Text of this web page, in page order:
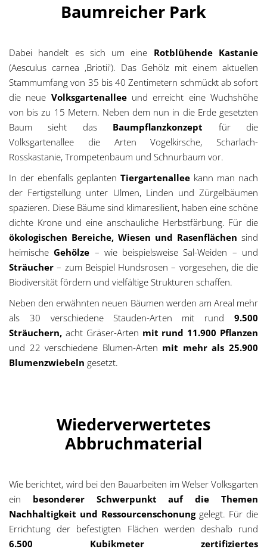
Baumreicher Park
Dabei handelt es sich um eine Rotblühende Kastanie
(Aesculus carnea ‚Briotii'). Das Gehölz mit einem aktuellen
Stammumfang von 35 bis 40 Zentimetern schmückt ab sofort
die neue Volksgartenalleeund erreicht eine Wuchshöhe
von bis zu 15 Metern. Neben dem nun in die Erde gesetzten
Baum sieht das Baumpflanzkonzept für die
Volksgartenallee die Arten Vogelkirsche, Scharlach-
Rosskastanie, Trompetenbaum und Schnurbaum vor.
In der ebenfalls geplanten Tiergartenallee kann man nach
der Fertigstellung unter Ulmen, Linden und Zürgelbäumen
spazieren. Diese Bäume sind klimaresilient, haben eine schöne
dichte Krone und eine anschauliche Herbstfärbung. Für die
ökologischen Bereiche, Wiesen und Rasenflächen sind
heimischeGehölze – wie beispielsweise Sal-Weiden – und
Sträucher– zum Beispiel Hundsrosen – vorgesehen, die die
Biodiversität fördern und vielfältige Strukturen schaffen.
Neben den erwähnten neuen Bäumen werden am Areal mehr
als 30 verschiedene Stauden-Arten mit rund 9.500
Sträuchern, acht Gräser-Arten mit rund 11.900 Pflanzen
und 22 verschiedene Blumen-Arten mit mehr als 25.900
Blumenzwiebeln gesetzt.
Wiederverwertetes
Abbruchmaterial
Wie berichtet, wird bei den Bauarbeiten im Welser Volksgarten
ein besonderer Schwerpunkt auf die Themen
Nachhaltigkeit und Ressourcenschonunggelegt. Für die
Errichtung der befestigten Flächen werden deshalb rund
6.500 Kubikmeter zertifiziertes